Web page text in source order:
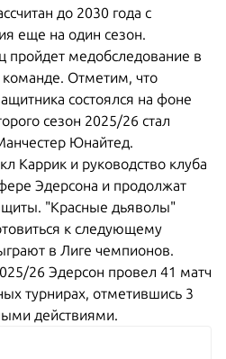
до 2030 года с
еще на один сезон.
пройдет медобследование в
Отметим, что
состоялся на фоне
сезон 2025/26 стал
Юнайтед.
Каррик и руководство клуба
Эдерсона и продолжат
"Красные дьяволы"
к следующему
в Лиге чемпионов.
26 Эдерсон провел 41 матч
турнирах, отметившись 3
действиями.